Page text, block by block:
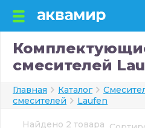
смесителей
Главная Каталог
смесителей
Laufen
Найдено 2 товара